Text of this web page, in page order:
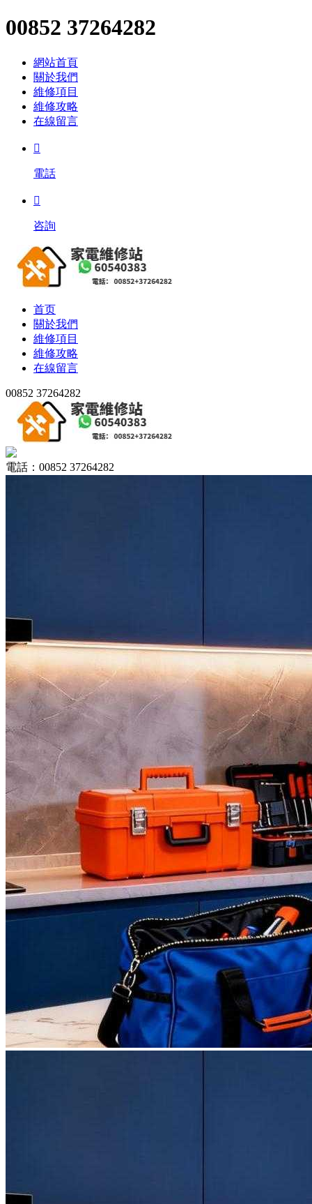
00852 37264282
網站首頁
關於我們
維修項目
維修攻略
在線留言

電話

咨詢
首页
關於我們
維修項目
維修攻略
在線留言
00852 37264282
電話：00852 37264282